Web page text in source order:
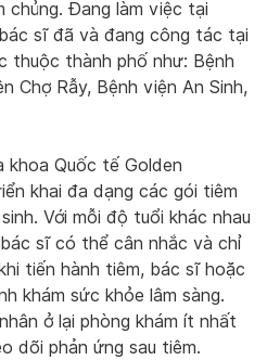
Đang làm việc tại
sĩ đã và đang công tác tại
thuộc thành phố như: Bệnh
Chợ Rẫy, Bệnh viện An Sinh,
khoa Quốc tế Golden
khai đa dạng các gói tiêm
Với mỗi độ tuổi khác nhau
sĩ có thể cân nhắc và chỉ
tiến hành tiêm, bác sĩ hoặc
khám sức khỏe lâm sàng.
ở lại phòng khám ít nhất
dõi phản ứng sau tiêm.